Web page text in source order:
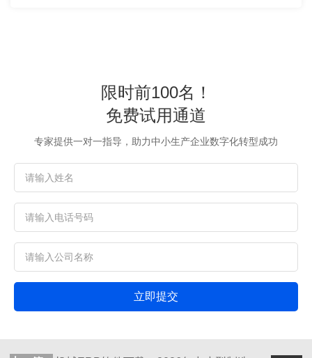
限时前100名！
免费试用通道
专家提供一对一指导，助力中小生产企业数字化转型成功
立即提交